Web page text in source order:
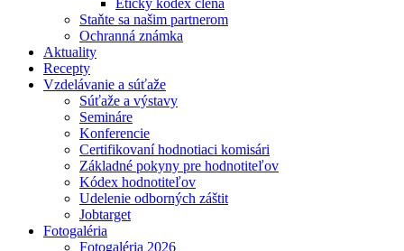
Etický kódex člena
Staňte sa našim partnerom
Ochranná známka
Aktuality
Recepty
Vzdelávanie a súťaže
Súťaže a výstavy
Semináre
Konferencie
Certifikovaní hodnotiaci komisári
Základné pokyny pre hodnotiteľov
Kódex hodnotiteľov
Udelenie odborných záštit
Jobtarget
Fotogaléria
Fotogaléria 2026